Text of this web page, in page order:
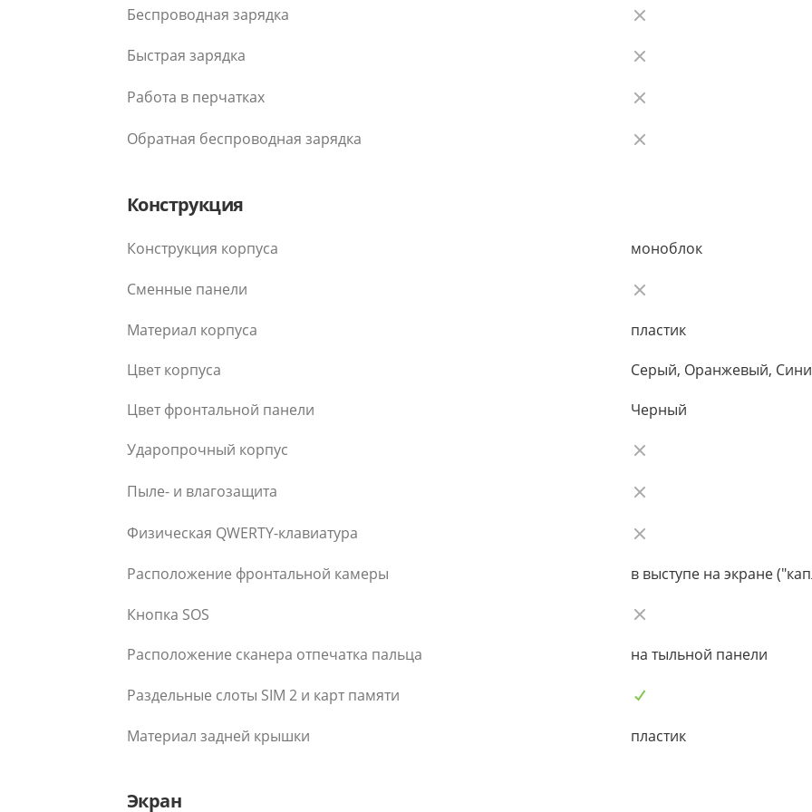
Беспроводная зарядка
Быстрая зарядка
Работа в перчатках
Обратная беспроводная зарядка
Конструкция
Конструкция корпуса моноблок
Сменные панели
Материал корпуса
пластик
Цвет корпуса
Серый, Оранжевый,
Цвет фронтальной панели
Черный
Ударопрочный корпус
Пыле- и влагозащита
Физическая QWERTY-клавиатура
Расположение фронтальной камеры в выступе на экране
Кнопка SOS
Расположение сканера отпечатка пальца на тыльной панели
Раздельные слоты SIM 2 и карт памяти
Материал задней крышки пластик
Экран